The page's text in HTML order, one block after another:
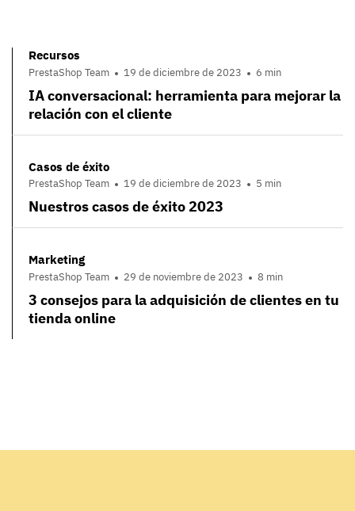
Recursos
PrestaShop Team 19 de diciembre de 2023 6 min
IA conversacional: herramienta para mejorar la
relación con el cliente
Casos de éxito
PrestaShop Team 19 de diciembre de 2023 5 min
Nuestros casos de éxito 2023
Marketing
PrestaShop Team 29 de noviembre de 2023 8 min
3 consejos para la adquisición de clientes en tu
tienda online